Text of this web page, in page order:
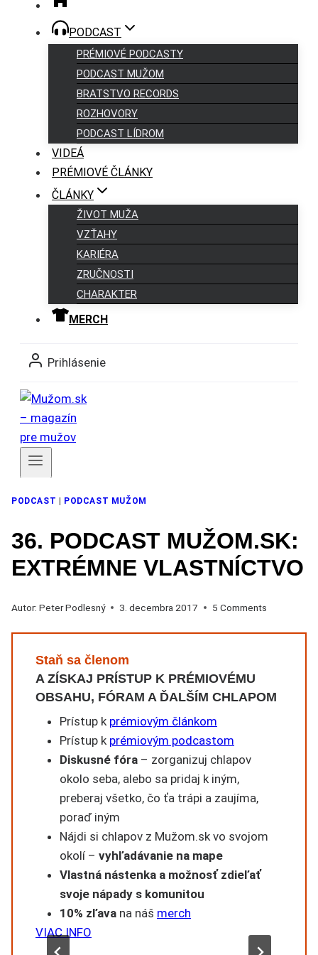
PODCAST
PRÉMIOVÉ PODCASTY
PODCAST MUŽOM
BRATSTVO RECORDS
ROZHOVORY
PODCAST LÍDROM
VIDEÁ
PRÉMIOVÉ ČLÁNKY
ČLÁNKY
ŽIVOT MUŽA
VZŤAHY
KARIÉRA
ZRUČNOSTI
CHARAKTER
MERCH
Prihlásenie
PODCAST PODCAST MUŽOM
36. PODCAST MUŽOM.SK:
EXTRÉMNE VLASTNÍCTVO
Autor: Peter Podlesný 3. decembra 2017 5 Comments
Staň sa členom
A ZÍSKAJ PRÍSTUP K PRÉMIOVÉMU
OBSAHU, FÓRAM A ĎALŠÍM CHLAPOM
Prístup k prémiovým článkom
Prístup k prémiovým podcastom
Diskusné fóra – zorganizuj chlapov
okolo seba, alebo sa pridaj k iným,
preberaj všetko, čo ťa trápi a zaujíma,
poraď iným
Nájdi si chlapov z Mužom.sk vo svojom
okolí – vyhľadávanie na mape
Vlastná nástenka a možnosť zdieľať
svoje nápady s komunitou
10% zľava na náš merch
VIAC INFO